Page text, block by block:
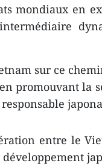
mondiaux en
sur ce
promouvant la
entre le